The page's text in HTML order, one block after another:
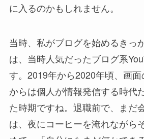
に入るのかもしれません。
当時、私がブログを始めるきっ
は、当時人気だったブログ系
す。2019年から2020年頃、画
からは個人が情報発信する時代
た時期ですね。退職前で、まだ
は、夜にコーヒーを淹れながら